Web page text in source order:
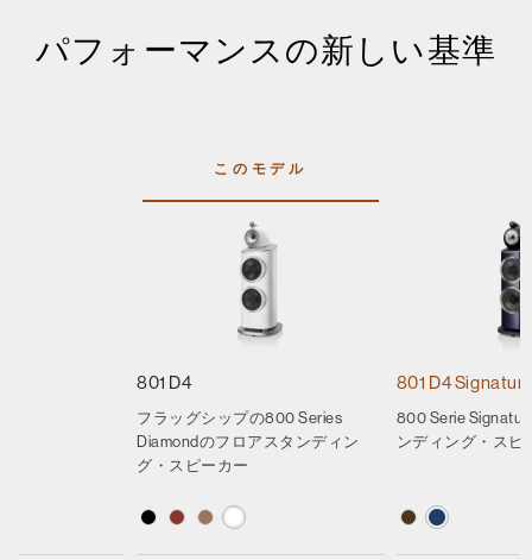
パフォーマンスの新しい基準
このモデル
801 D4
フラッグシップの800 Series
Diamondのフロアスタンディン
グ・スピーカー
801 D4
800 Serie
ンディング・スピ